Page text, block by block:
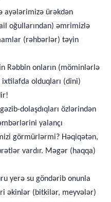
ayələrimizə ürəkdən
oğullarından) əmrimizlə
(rəhbərlər) təyin
Rəbbin onların (möminlərlə
olduqları (dini)
dolaşdıqları özlərindən
yalançı
görmürlərmi? Həqiqətən,
vardır. Məgər (haqqa)
yerə su göndərib onunla
əkinlər (bitkilər, meyvələr)